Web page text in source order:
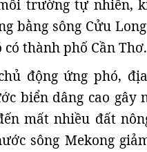
trường tự nhiên,
bằng sông Cửu
thành phố Cần Thơ.
động ứng phó,
biển dâng cao gây
mất nhiều đất
sông Mekong